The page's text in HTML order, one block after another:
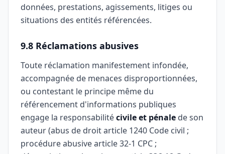
données, prestations, agissements, litiges ou
situations des entités référencées.
9.8 Réclamations abusives
Toute réclamation manifestement infondée,
accompagnée de menaces disproportionnées,
ou contestant le principe même du
référencement d'informations publiques
engage la responsabilitécivile et pénale de son
auteur (abus de droit article 1240 Code civil ;
procédure abusive article 32-1 CPC ;